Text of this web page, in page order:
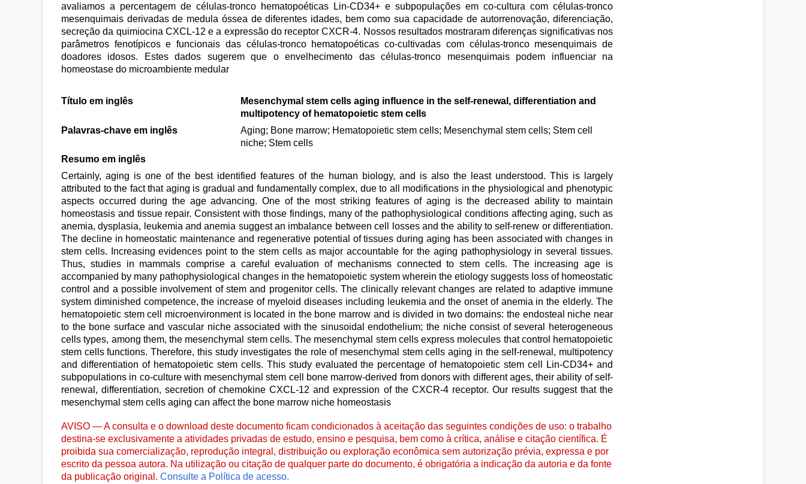
avaliamos a percentagem de células-tronco hematopoéticas Lin-CD34+ e subpopulações em co-cultura com células-tronco
mesenquimais derivadas de medula óssea de diferentes idades, bem como sua capacidade de autorrenovação, diferenciação,
secreção da quimiocina CXCL-12 e a expressão do receptor CXCR-4. Nossos resultados mostraram diferenças significativas nos
parâmetros fenotípicos e funcionais das células-tronco hematopoéticas co-cultivadas com células-tronco mesenquimais de
doadores idosos. Estes dados sugerem que o envelhecimento das células-tronco mesenquimais podem influenciar na
homeostase do microambiente medular
Título em inglês
Mesenchymal stem cells aging influence in the self-renewal, differentiation and
multipotency of hematopoietic stem cells
Palavras-chave em inglês
Aging; Bone marrow; Hematopoietic stem cells; Mesenchymal stem cells; Stem cell
niche; Stem cells
Resumo em inglês
Certainly, aging is one of the best identified features of the human biology, and is also the least understood. This is largely
attributed to the fact that aging is gradual and fundamentally complex, due to all modifications in the physiological and phenotypic
aspects occurred during the age advancing. One of the most striking features of aging is the decreased ability to maintain
homeostasis and tissue repair. Consistent with those findings, many of the pathophysiological conditions affecting aging, such as
anemia, dysplasia, leukemia and anemia suggest an imbalance between cell losses and the ability to self-renew or differentiation.
The decline in homeostatic maintenance and regenerative potential of tissues during aging has been associated with changes in
stem cells. Increasing evidences point to the stem cells as major accountable for the aging pathophysiology in several tissues.
Thus, studies in mammals comprise a careful evaluation of mechanisms connected to stem cells. The increasing age is
accompanied by many pathophysiological changes in the hematopoietic system wherein the etiology suggests loss of homeostatic
control and a possible involvement of stem and progenitor cells. The clinically relevant changes are related to adaptive immune
system diminished competence, the increase of myeloid diseases including leukemia and the onset of anemia in the elderly. The
hematopoietic stem cell microenvironment is located in the bone marrow and is divided in two domains: the endosteal niche near
to the bone surface and vascular niche associated with the sinusoidal endothelium; the niche consist of several heterogeneous
cells types, among them, the mesenchymal stem cells. The mesenchymal stem cells express molecules that control hematopoietic
stem cells functions. Therefore, this study investigates the role of mesenchymal stem cells aging in the self-renewal, multipotency
and differentiation of hematopoietic stem cells. This study evaluated the percentage of hematopoietic stem cell Lin-CD34+ and
subpopulations in co-culture with mesenchymal stem cell bone marrow-derived from donors with different ages, their ability of self-
renewal, differentiation, secretion of chemokine CXCL-12 and expression of the CXCR-4 receptor. Our results suggest that the
mesenchymal stem cells aging can affect the bone marrow niche homeostasis
AVISO — A consulta e o download deste documento ficam condicionados à aceitação das seguintes condições de uso: o trabalho
destina-se exclusivamente a atividades privadas de estudo, ensino e pesquisa, bem como à crítica, análise e citação científica. É
proibida sua comercialização, reprodução integral, distribuição ou exploração econômica sem autorização prévia, expressa e por
escrito da pessoa autora. Na utilização ou citação de qualquer parte do documento, é obrigatória a indicação da autoria e da fonte
da publicação original. Consulte a Política de acesso.